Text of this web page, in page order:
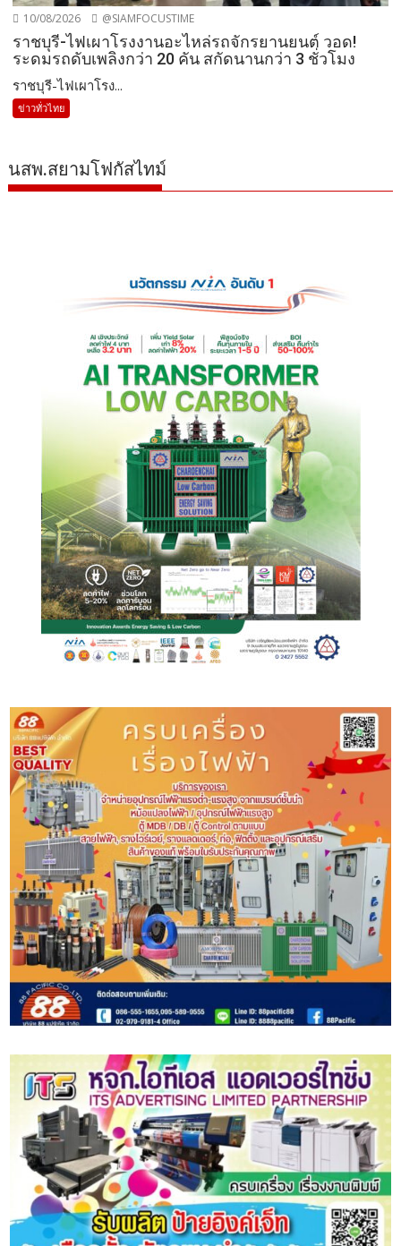
10/08/2026 @SIAMFOCUSTIME
ราชบุรี-ไฟเผาโรงงานอะไหล่รถจักรยานยนต์ วอด!
ระดมรถดับเพลิงกว่า 20 คัน สกัดนานกว่า 3 ชั่วโมง
ราชบุรี-ไฟเผาโรง...
ข่าวทั่วไทย
นสพ.สยามโฟกัสไทม์